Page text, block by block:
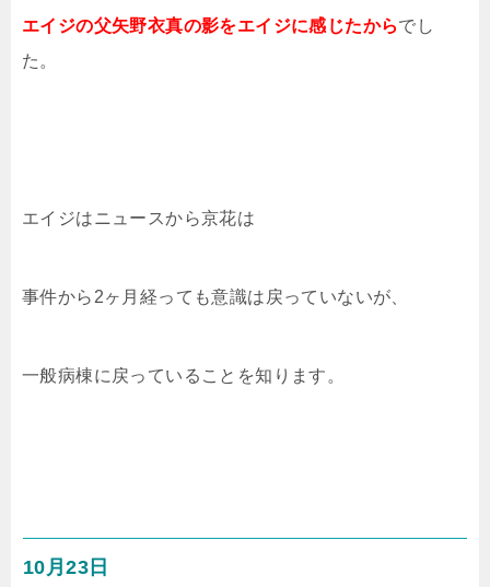
エイジの父矢野衣真の影をエイジに感じたからでし
た。
エイジはニュースから京花は
事件から2ヶ月経っても意識は戻っていないが、
一般病棟に戻っていることを知ります。
10月23日